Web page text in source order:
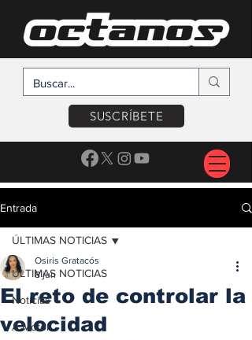
SUSCRÍBETE
Entrada
ÚLTIMAS NOTICIAS
Noticias
A Motor
ÚLTIMAS NOTICIAS
El reto de controlar la
velocidad
Osiris Gratacós
8 jun